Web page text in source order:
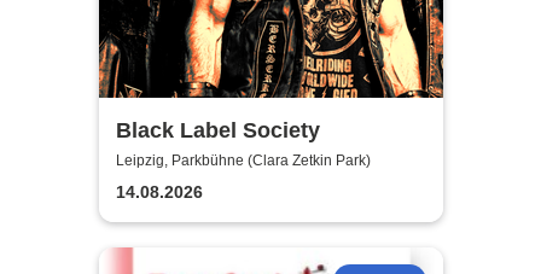
Black Label Society
Leipzig, Parkbühne (Clara Zetkin Park)
14.08.2026